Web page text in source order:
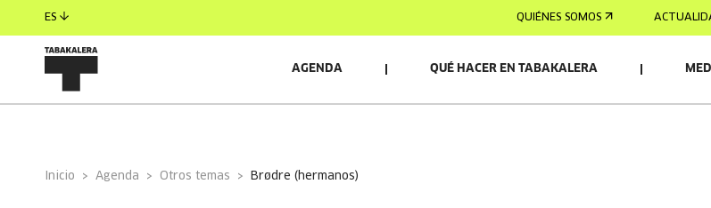
ES QUIÉNES SOMOS
AGENDA QUÉ HACER EN TABAKALERA
Inicio Agenda Otros temas brødre (hermanos)